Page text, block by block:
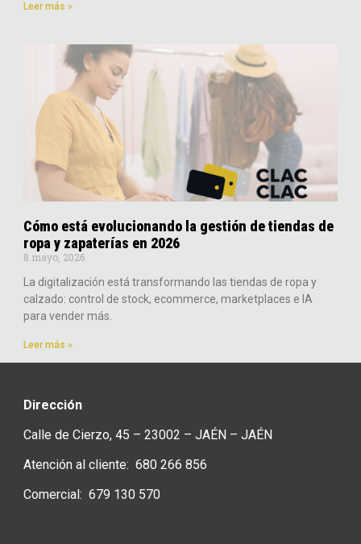
Leer más »
Cómo está evolucionando la gestión de tiendas de
ropa y zapaterías en 2026
8 mayo, 2026
La digitalización está transformando las tiendas de ropa y
calzado: control de stock, ecommerce, marketplaces e IA
para vender más.
Leer más »
Dirección
Calle de Cierzo, 45 – 23002 – JAÉN – JAÉN
Atención al cliente: 680 266 856
Comercial: 679 130 570